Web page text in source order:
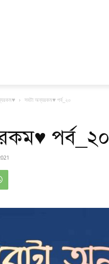
সবটা অন্যরকম♥ পর্ব_২০
পর্ব_২০